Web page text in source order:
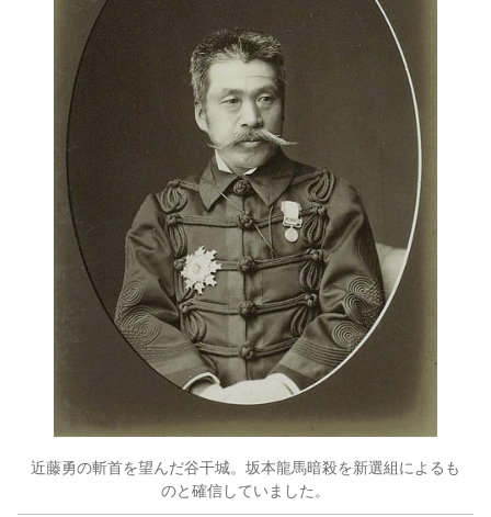
近藤勇の斬首を望んだ谷干城。坂本龍馬暗殺を新選組によるも
のと確信していました。